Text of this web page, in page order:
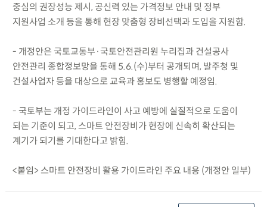
중심의 권장성능 제시, 공신력 있는 가격정보 안내 및 정부
지원사업 소개 등을 통해 현장 맞춤형 장비선택과 도입을 지원함.
- 개정안은 국토교통부·국토안전관리원 누리집과 건설공사
안전관리 종합정보망을 통해 5.6.(수)부터 공개되며, 발주청 및
건설사업자 등을 대상으로 교육과 홍보도 병행할 예정임.
- 국토부는 개정 가이드라인이 사고 예방에 실질적으로 도움이
되는 기준이 되고, 스마트 안전장비가 현장에 신속히 확산되는
계기가 되기를 기대한다고 밝힘.
<붙임> 스마트 안전장비 활용 가이드라인 주요 내용 (개정안 일부)